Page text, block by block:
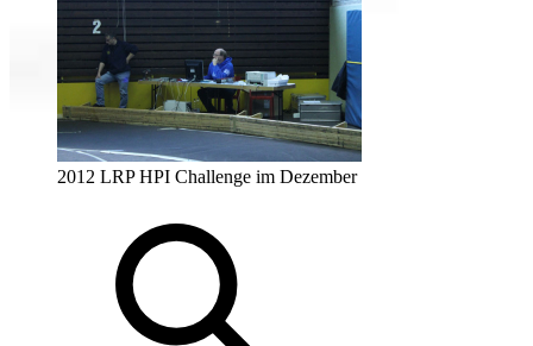
2012 LRP HPI Challenge im Dezember